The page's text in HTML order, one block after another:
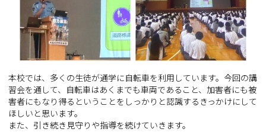
本校では、多くの生徒が通学に自転車を利用しています。今回の講
習会を通して、自転車はあくまでも車両であること、加害者にも被
害者にもなり得るということをしっかりと認識するきっかけにして
ほしいと思います。
また、引き続き見守りや指導を続けていきます。